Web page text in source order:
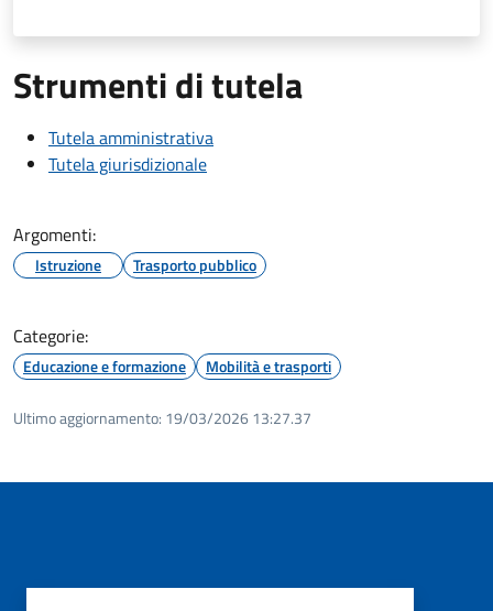
Strumenti di tutela
Tutela amministrativa
Tutela giurisdizionale
Argomenti:
Istruzione Trasporto pubblico
Categorie:
Educazione e formazione Mobilità e trasporti
Ultimo aggiornamento: 19/03/2026 13:27.37